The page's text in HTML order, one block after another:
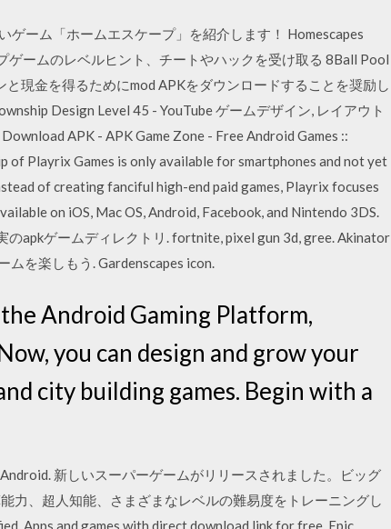
ーム「ホームエスケープ」を紹介します！ Homescapes
ゲームのレベルヒント、チートやハックを受け取る 8Ball Pool
現金を得るためにmod APKをダウンロードすることを奨励し
Design Level 45 - YouTube ゲームデザイン, レイアウト
APK - APK Game Zone - Free Android Games ::
of Playrix Games is only available for smartphones and not yet
of creating fanciful high-end paid games, Playrix focuses
on iOS, Mac OS, Android, Facebook, and Nintendo 3DS.
apkゲームディレクトリ. fortnite, pixel gun 3d, gree. Akinator
ムを楽しもう. Gardenscapes icon.
Android Gaming Platform,
you can design and grow your
city building games. Begin with a
新しいスーパーゲームがリリースされました。ビッグ
力、超人知能、さまざまなレベルの難易度をトレーニングし
Apps and games with direct download link for free. Epic